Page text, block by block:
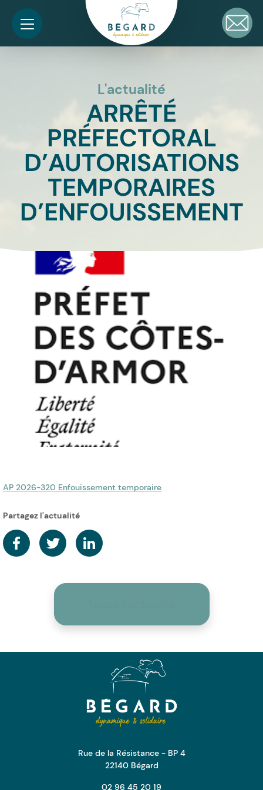
L'actualité
ARRÊTÉ
PRÉFECTORAL
D’AUTORISATIONS
TEMPORAIRES
D’ENFOUISSEMENT
AP 2026-320 Enfouissement temporaire
Partagez l'actualité
Mairie de Bégard
Rue de la Résistance - BP 4
22140 Bégard
02 96 45 20 19